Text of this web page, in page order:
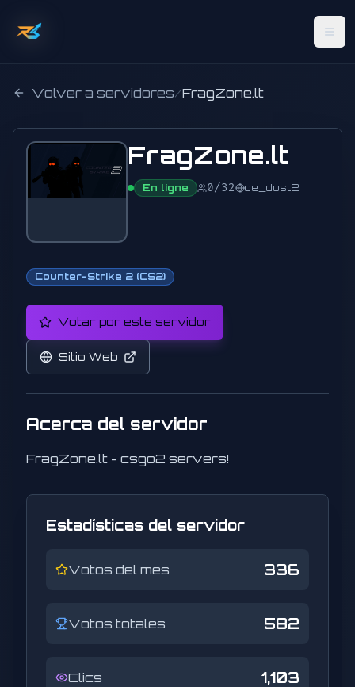
Volver a servidores/FragZone.lt
FragZone.lt
En ligne 0/32 de_dust2
Counter-Strike 2 (CS2)
Votar por este servidor
Sitio Web
Acerca del servidor
FragZone.lt - csgo2 servers!
Estadísticas del servidor
Votos del mes 336
Votos totales 582
Clics 1,103